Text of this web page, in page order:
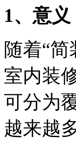
1、意义
随着“
室内装
可分为
越来越